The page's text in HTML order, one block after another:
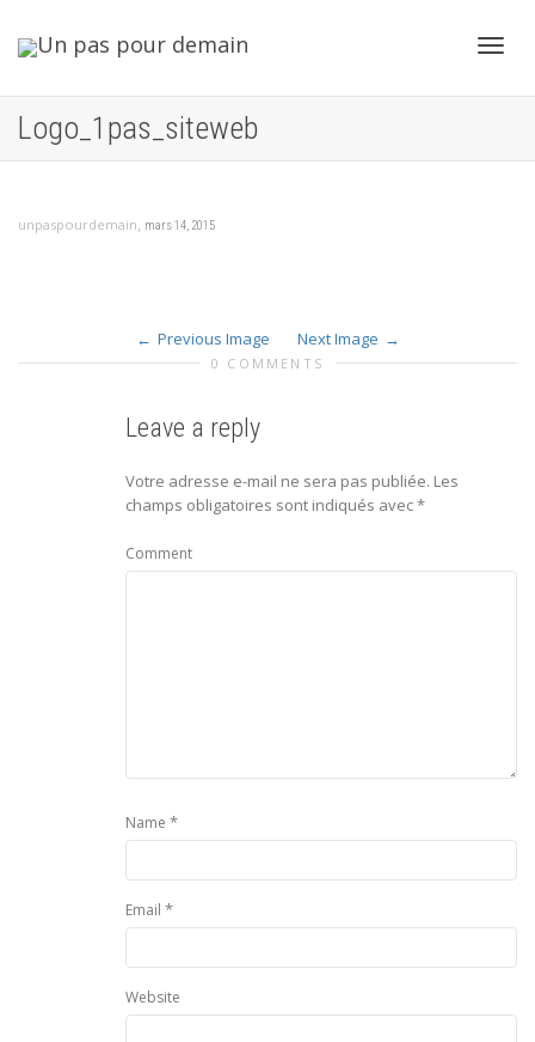
Logo_1pas_siteweb
unpaspourdemain, mars 14, 2015
Previous Image Next Image
0 COMMENTS
Leave a reply
Votre adresse e-mail ne sera pas publiée. Les
champs obligatoires sont indiqués avec*
Comment
Name *
Email *
Website